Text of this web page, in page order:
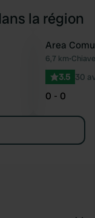
la région
Préféré
Area
6,7 km•
3.5 30
0 - 0